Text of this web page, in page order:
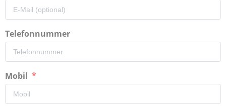
Telefonnummer
Mobil